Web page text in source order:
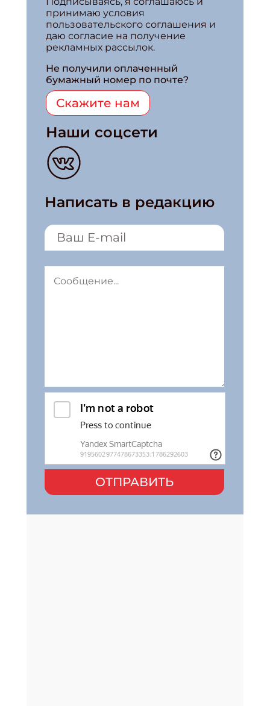
принимаю условия
пользовательского соглашения и
даю согласие на получение
рекламных рассылок.
Не получили оплаченный
бумажный номер по почте?
Скажите нам
Наши соцсети
Написать в редакцию
ОТПРАВИТЬ